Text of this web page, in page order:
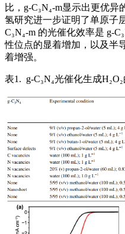
比，g-C₃N₄-m显示出更优
氢研究进一步证明了单原子
C₃N₄-m 的光催化效率是 g-
性位点的显着增加，以及半
着增强。
表1. g-C₃N₄光催化生成H₂O₂